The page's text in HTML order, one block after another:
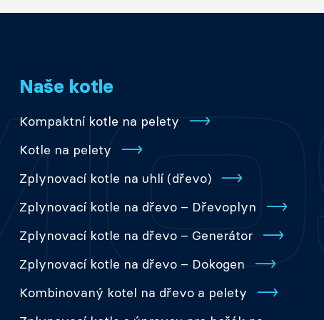
Naše kotle
Kompaktní kotle na pelety
Kotle na pelety
Zplynovací kotle na uhlí (dřevo)
Zplynovací kotle na dřevo – Dřevoplyn
Zplynovací kotle na dřevo – Generátor
Zplynovací kotle na dřevo – Dokogen
Kombinovaný kotel na dřevo a pelety